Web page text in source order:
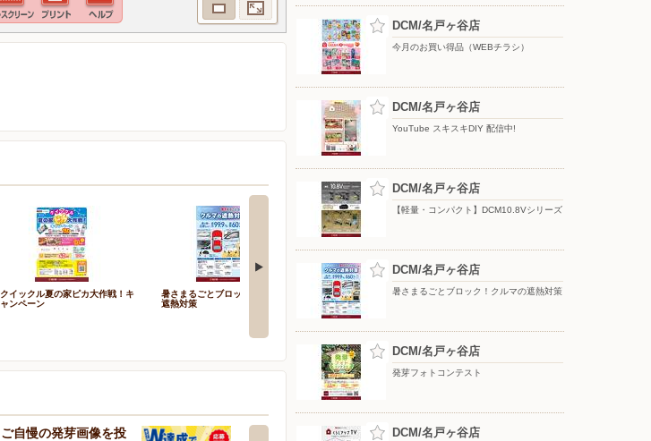
クイックル夏の家ピカ大作戦！キ
ャンペーン
暑さまるごとブロック！クルマの
遮熱対策
YouTube スキスキDIY 配信中!
【DCMアプリ会員さま限定】特別
ご自慢の発芽画像を投
W(ダブル)達成でもれな
お買い物がビックチャ
DCM/名戸ヶ谷店
今月のお買い得品（WEBチラシ）
DCM/名戸ヶ谷店
YouTube スキスキDIY 配信中!
DCM/名戸ヶ谷店
【軽量・コンパクト】DCM10.8Vシリーズ
DCM/名戸ヶ谷店
暑さまるごとブロック！クルマの遮熱対策
DCM/名戸ヶ谷店
発芽フォトコンテスト
DCM/名戸ヶ谷店